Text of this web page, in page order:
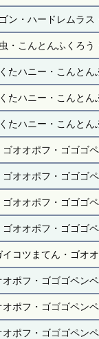
ン・ハードレムラス
・こんとんふくろ
たハニー・こんと
たハニー・こんと
たハニー・こんと
オオポフ・ゴゴゴ
オオポフ・ゴゴゴ
オオポフ・ゴゴゴ
オオポフ・ゴゴゴ
イコツまてん・ゴオ
ポフ・ゴゴゴペン
ポフ・ゴゴゴペン
ポフ・ゴゴゴペン